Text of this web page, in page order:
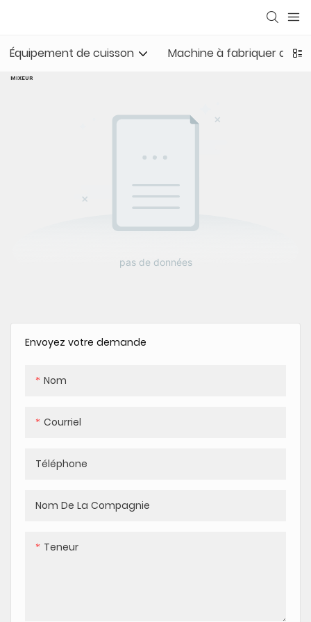
Équipement de cuisson Machine à fabriquer des
MIXEUR
Envoyez votre demande
Nom
Courriel
Téléphone
Nom De La Compagnie
Teneur
pas de données